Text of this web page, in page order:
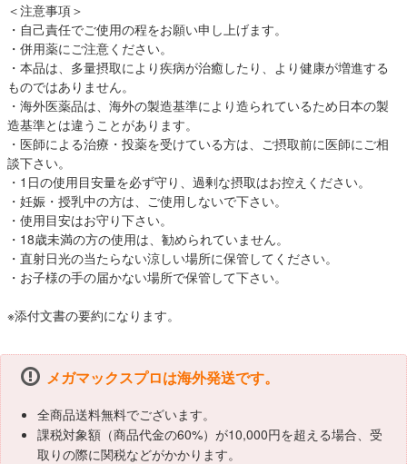
＜注意事項＞
・自己責任でご使用の程をお願い申し上げます。
・併用薬にご注意ください。
・本品は、多量摂取により疾病が治癒したり、より健康が増進する
ものではありません。
・海外医薬品は、海外の製造基準により造られているため日本の製
造基準とは違うことがあります。
・医師による治療・投薬を受けている方は、ご摂取前に医師にご相
談下さい。
・1日の使用目安量を必ず守り、過剰な摂取はお控えください。
・妊娠・授乳中の方は、ご使用しないで下さい。
・使用目安はお守り下さい。
・18歳未満の方の使用は、勧められていません。
・直射日光の当たらない涼しい場所に保管してください。
・お子様の手の届かない場所で保管して下さい。
※添付文書の要約になります。
メガマックスプロは海外発送です。
全商品送料無料でございます。
課税対象額（商品代金の60%）が10,000円を超える場合、受
取りの際に関税などがかかります。